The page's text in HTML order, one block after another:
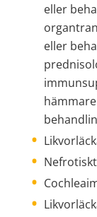
eller
eller